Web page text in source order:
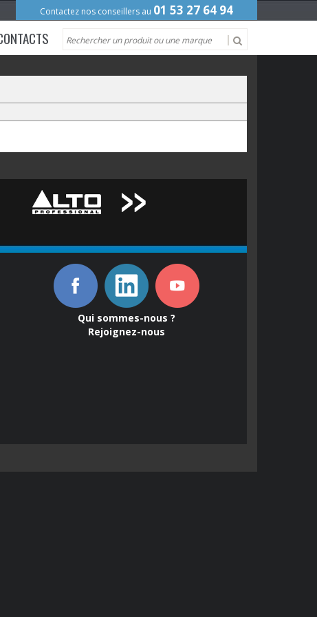
Contactez nos conseillers au 01 53 27 64 94
Qui sommes-nous ?
Rejoignez-nous